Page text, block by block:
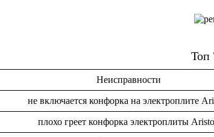
Топ
Неисправности
не включается конфорка на электроплите
плохо греет конфорка электроплиты